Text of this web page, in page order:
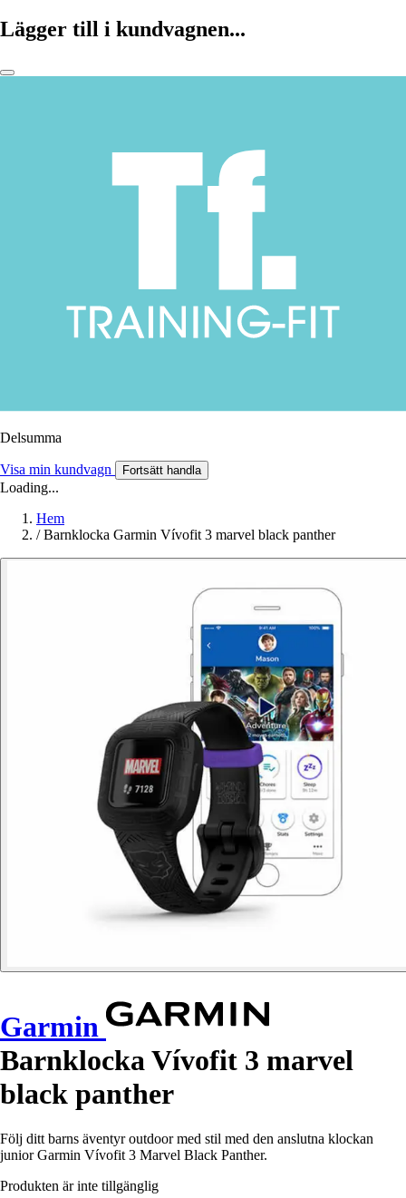
Lägger till i kundvagnen...
Delsumma
Visa min kundvagn Fortsätt handla
Loading...
Hem
/ Barnklocka Garmin Vívofit 3 marvel black panther
Garmin
Barnklocka Vívofit 3 marvel
black panther
Följ ditt barns äventyr outdoor med stil med den anslutna klockan
junior Garmin Vívofit 3 Marvel Black Panther.
Produkten är inte tillgänglig